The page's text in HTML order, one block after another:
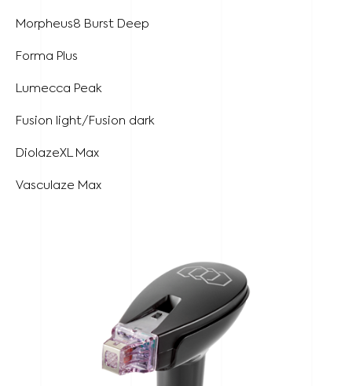
Morpheus8 Burst Deep
Forma Plus
Lumecca Peak
Fusion light/Fusion dark
DiolazeXL Max
Vasculaze Max